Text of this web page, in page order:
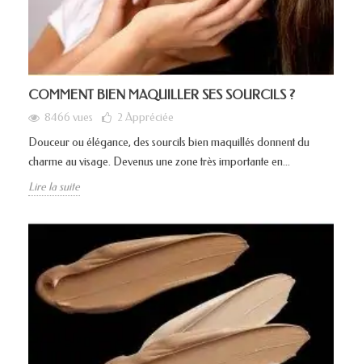
COMMENT BIEN MAQUILLER SES SOURCILS ?
8466 vues 2 Appréciée
Douceur ou élégance, des sourcils bien maquillés donnent du
charme au visage. Devenus une zone très importante en...
Lire la suite